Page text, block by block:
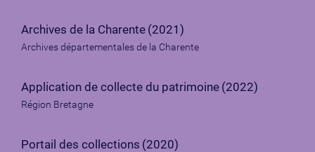
Archives de la Charente (2021)
Archives départementales de la Charente
Application de collecte du patrimoine (2022)
Région Bretagne
Portail des collections (2020)